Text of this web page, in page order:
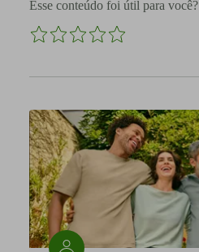
Esse conteúdo foi útil para você?